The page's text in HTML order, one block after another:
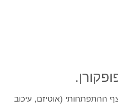
ההתפתחותי (אוטיזם, עיכוב